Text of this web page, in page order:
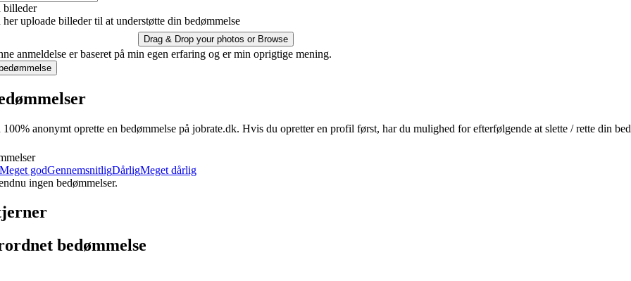
billeder
uploade billeder til at understøtte din bedømmelse
Drag & Drop your photos or Browse
anmeldelse er baseret på min egen erfaring og er min oprigtige mening.
anonymt oprette en bedømmelse på jobrate.dk. Hvis du opretter en profil først, har du mulighed for efterfølgende at slette / rette din
godGennemsnitligDårligMeget dårlig
ingen bedømmelser.
bedømmelse